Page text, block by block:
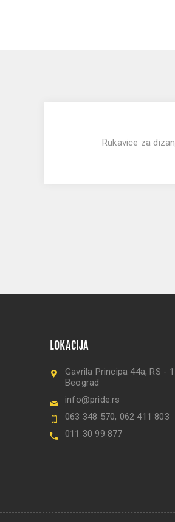
Rukavice za
LOKACIJA
Gavrila Principa 44a, RS -
Beograd
info@pride.rs
063 348 570, 062 411 803
011 30 99 877